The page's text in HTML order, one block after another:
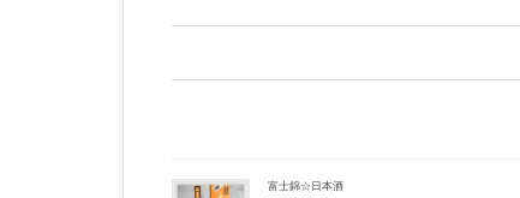
富士錦☆日本酒